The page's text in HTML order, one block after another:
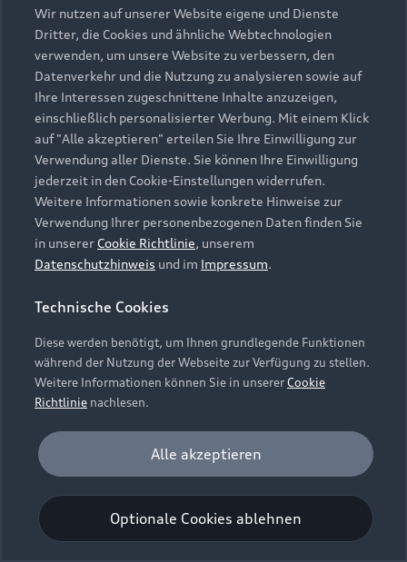
Elektromodelle
Plug-in-Hybride
Neuwagensuche
Gebrauchtwagensuche
Gebrauchtwagen
Finanzierung
Aktionen & Angebote
Geschäftskunden
Saisonale Angebote
Audi Services
Garantie
Audi digital services
myAudi
Support
Kundenservice
Händlersuche
Audi Code
Häufige Fragen (FAQ)
Audi Online Beratung
Bordbuch & Bedienungsanleitungen
Verträge kündigen
Vertrag widerrufen
Über Audi
Unternehmen
Karriere
Investor Relations
Presse & Media Center
Datenschutz
Audi erleben
Newsletter
© 2026 AUDI AG. Alle Rechte vorbehalten
Datenschutzinformation
Cookie-Richtlinie
Barrierefreiheit
Digital Services Act
EU Data Act
Embleme am Fahrzeug bei allen Abbildungen auf dieser
Webseite kann abweichen.
Wir nutzen auf unserer Website eigene und Dienste
Dritter, die Cookies und ähnliche Webtechnologien
verwenden, um unsere Website zu verbessern, den
Datenverkehr und die Nutzung zu analysieren sowie auf
Ihre Interessen zugeschnittene Inhalte anzuzeigen,
einschließlich personalisierter Werbung. Mit einem Klick
auf "Alle akzeptieren" erteilen Sie Ihre Einwilligung zur
Verwendung aller Dienste. Sie können Ihre Einwilligung
jederzeit in den Cookie-Einstellungen widerrufen.
Weitere Informationen sowie konkrete Hinweise zur
Verwendung Ihrer personenbezogenen Daten finden Sie
in unserer Cookie Richtlinie, unserem
Datenschutzhinweis und im Impressum.
Technische Cookies
Diese werden benötigt, um Ihnen grundlegende Funktionen
während der Nutzung der Webseite zur Verfügung zu stellen.
Weitere Informationen können Sie in unsererCookie
Richtlinie nachlesen.
Analyse und Statistik
Performance Cookies sammeln Informationen
darüber, wie unsere Webseite genutzt wird (z. B.
Anzahl der Besuche, Verweildauer). Diese Cookies
werden zur Optimierung der Webseite verwendet.
Optionale Cookies ablehnen
Alle akzeptieren